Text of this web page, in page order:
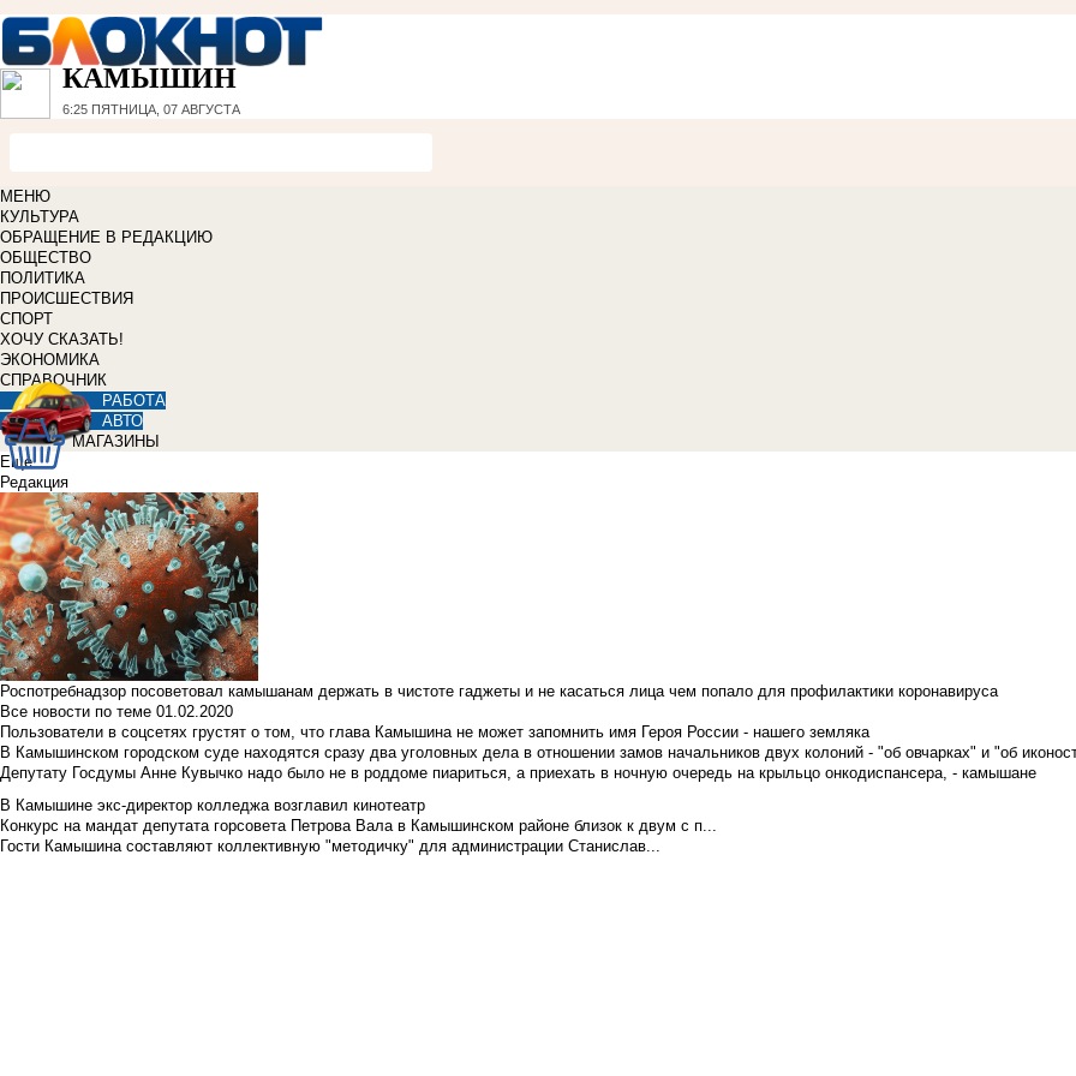
КАМЫШИН
6:25 ПЯТНИЦА, 07 АВГУСТА
МЕНЮ
КУЛЬТУРА
ОБРАЩЕНИЕ В РЕДАКЦИЮ
ОБЩЕСТВО
ПОЛИТИКА
ПРОИСШЕСТВИЯ
СПОРТ
ХОЧУ СКАЗАТЬ!
ЭКОНОМИКА
СПРАВОЧНИК
РАБОТА
АВТО
МАГАЗИНЫ
Еще
Редакция
Роспотребнадзор посоветовал камышанам держать в чистоте гаджеты и не касаться лица чем попало для профилактики коронавируса
Все новости по теме 01.02.2020
Пользователи в соцсетях грустят о том, что глава Камышина не может запомнить имя Героя России - нашего земляка
В Камышинском городском суде находятся сразу два уголовных дела в отношении замов начальников двух колоний - "об овчарках" и "об
Депутату Госдумы Анне Кувычко надо было не в роддоме пиариться, а приехать в ночную очередь на крыльцо онкодиспансера, - камышане
В Камышине экс-директор колледжа возглавил кинотеатр
Конкурс на мандат депутата горсовета Петрова Вала в Камышинском районе близок к двум с п...
Гости Камышина составляют коллективную "методичку" для администрации Станислав...